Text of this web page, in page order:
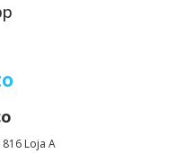
816 Loja A